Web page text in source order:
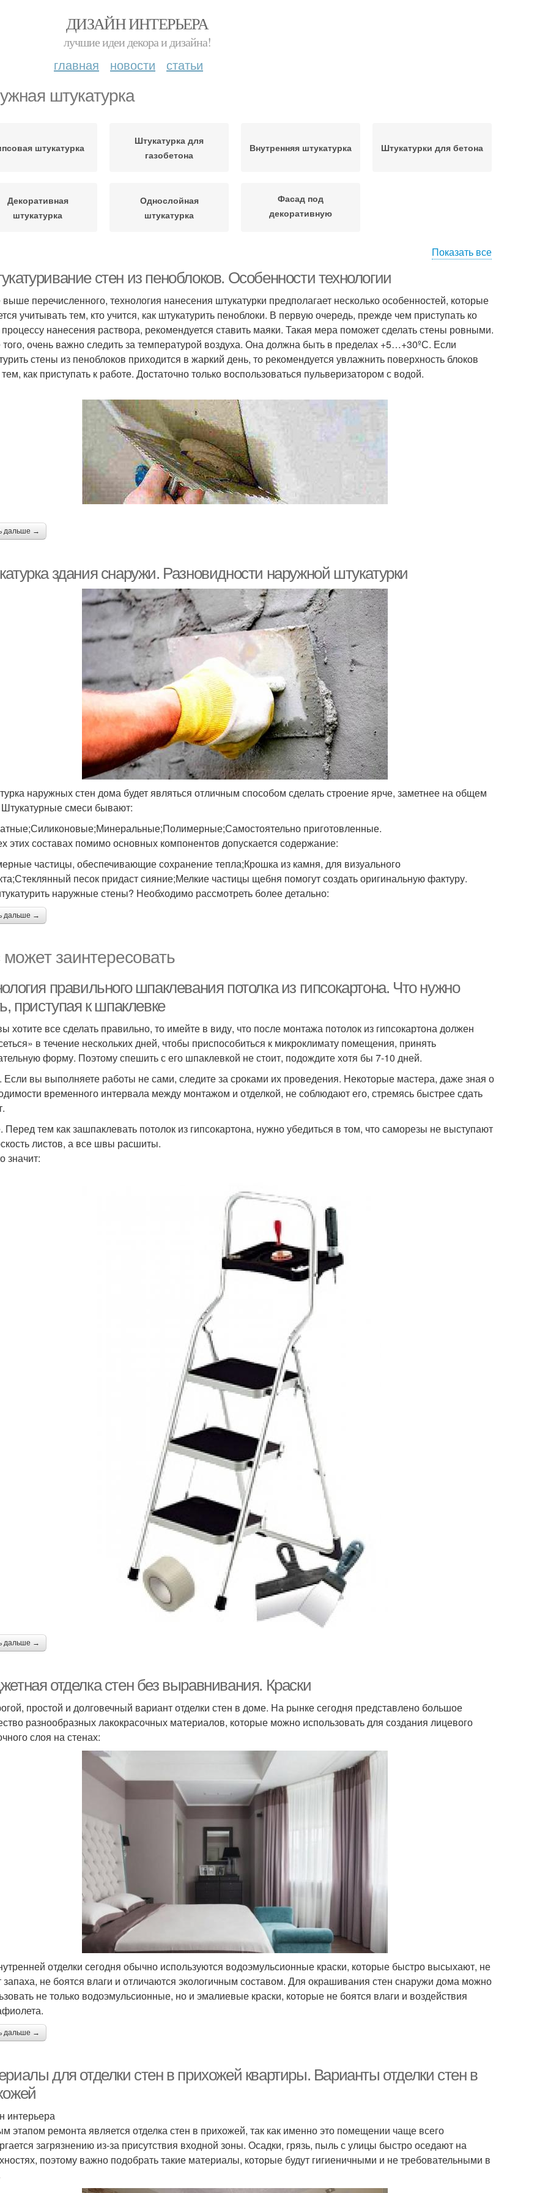
ДИЗАЙН ИНТЕРЬЕРА
лучшие идеи декора и дизайна!
главная новости статьи
штукатурка
штукатурка
Штукатурка для
газобетона
Внутренняя штукатурка Штукатурки для бетона
Декоративная
штукатурка
Однослойная
штукатурка
Фасад под
декоративную
Показать все
стен из пеноблоков. Особенности технологии
перечисленного, технология нанесения штукатурки предполагает несколько особенностей, которые
учитывать тем, кто учится, как штукатурить пеноблоки. В первую очередь, прежде чем приступать ко
нанесения раствора, рекомендуется ставить маяки. Такая мера поможет сделать стены ровными.
очень важно следить за температурой воздуха. Она должна быть в пределах +5…+30ºС. Если
стены из пеноблоков приходится в жаркий день, то рекомендуется увлажнить поверхность блоков
как приступать к работе. Достаточно только воспользоваться пульверизатором с водой.
дальше →
здания снаружи. Разновидности наружной штукатурки
наружных стен дома будет являться отличным способом сделать строение ярче, заметнее на общем
смеси бывают:
приготовленные.
этих составах помимо основных компонентов допускается содержание:
частицы, обеспечивающие сохранение тепла;Крошка из камня, для визуального
песок придаст сияние;Мелкие частицы щебня помогут создать оригинальную фактуру.
наружные стены? Необходимо рассмотреть более детально:
дальше →
заинтересовать
правильного шпаклевания потолка из гипсокартона. Что нужно
приступая к шпаклевке
хотите все сделать правильно, то имейте в виду, что после монтажа потолок из гипсокартона должен
в течение нескольких дней, чтобы приспособиться к микроклимату помещения, принять
форму. Поэтому спешить с его шпаклевкой не стоит, подождите хотя бы 7-10 дней.
Если вы выполняете работы не сами, следите за сроками их проведения. Некоторые мастера, даже зная о
временного интервала между монтажом и отделкой, не соблюдают его, стремясь быстрее сдать
Перед тем как зашпаклевать потолок из гипсокартона, нужно убедиться в том, что саморезы не выступают
листов, а все швы расшиты.
значит:
дальше →
отделка стен без выравнивания. Краски
простой и долговечный вариант отделки стен в доме. На рынке сегодня представлено большое
разнообразных лакокрасочных материалов, которые можно использовать для создания лицевого
слоя на стенах:
отделки сегодня обычно используются водоэмульсионные краски, которые быстро высыхают, не
не боятся влаги и отличаются экологичным составом. Для окрашивания стен снаружи дома можно
не только водоэмульсионные, но и эмалиевые краски, которые не боятся влаги и воздействия
дальше →
для отделки стен в прихожей квартиры. Варианты отделки стен в
интерьера
этапом ремонта является отделка стен в прихожей, так как именно это помещении чаще всего
загрязнению из-за присутствия входной зоны. Осадки, грязь, пыль с улицы быстро оседают на
поэтому важно подобрать такие материалы, которые будут гигиеничными и не требовательными в